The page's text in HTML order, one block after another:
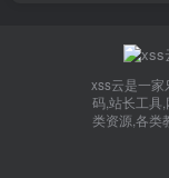
xss云是一家
码,站长工具
类资源,各类